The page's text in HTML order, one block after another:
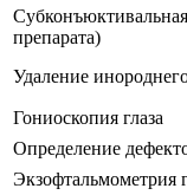
препарата)
Удаление
Гониоскопия глаза
Определение
Экзофтальмометрия